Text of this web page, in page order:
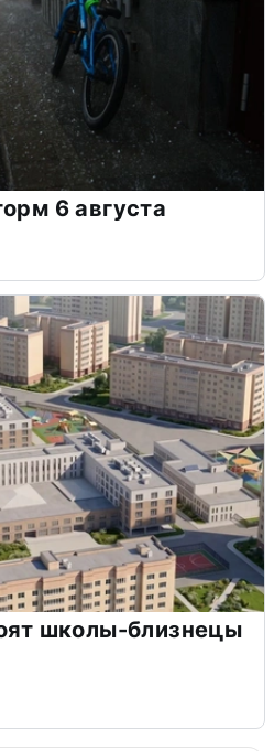
6 августа
школы-близнецы